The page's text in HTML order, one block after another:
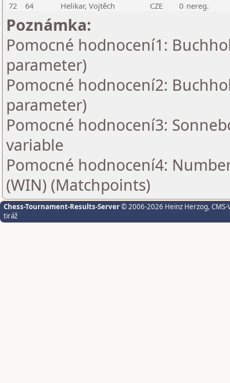
72
64 Helikar, Vojtěch CZE 0 nereg.
Poznámka:
Pomocné hodnocení1:
parameter)
Pomocné hodnocení2:
parameter)
Pomocné hodnocení3:
variable
Pomocné hodnocení4:
(WIN) (Matchpoints)
Chess-Tournament-Results-Server© 2006-2026 Heinz Herzog,
tiráž